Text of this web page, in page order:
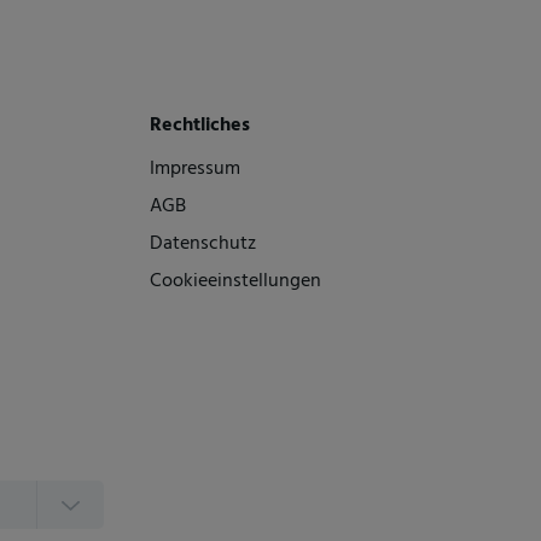
Rechtliches
Impressum
AGB
Datenschutz
Cookieeinstellungen